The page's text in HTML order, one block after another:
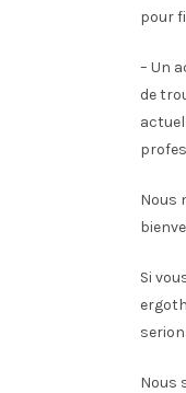
pour
– Un
de
Nous
Si
Nous